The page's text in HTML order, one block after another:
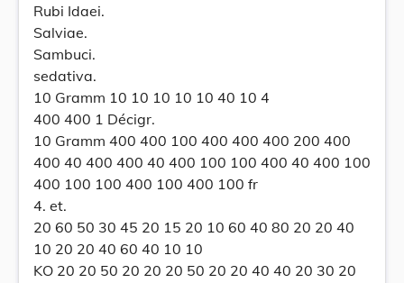
Rubi Idaei.
Salviae.
Sambuci.
sedativa.
10 Gramm 10 10 10 10 10 40 10 4
400 400 1 Décigr.
10 Gramm 400 400 100 400 400 400 200 400
400 40 400 400 40 400 100 100 400 40 400 100
400 100 100 400 100 400 100 fr
4. et.
20 60 50 30 45 20 15 20 10 60 40 80 20 20 40
10 20 20 40 60 40 10 10
KO 20 20 50 20 20 20 50 20 20 40 40 20 30 20